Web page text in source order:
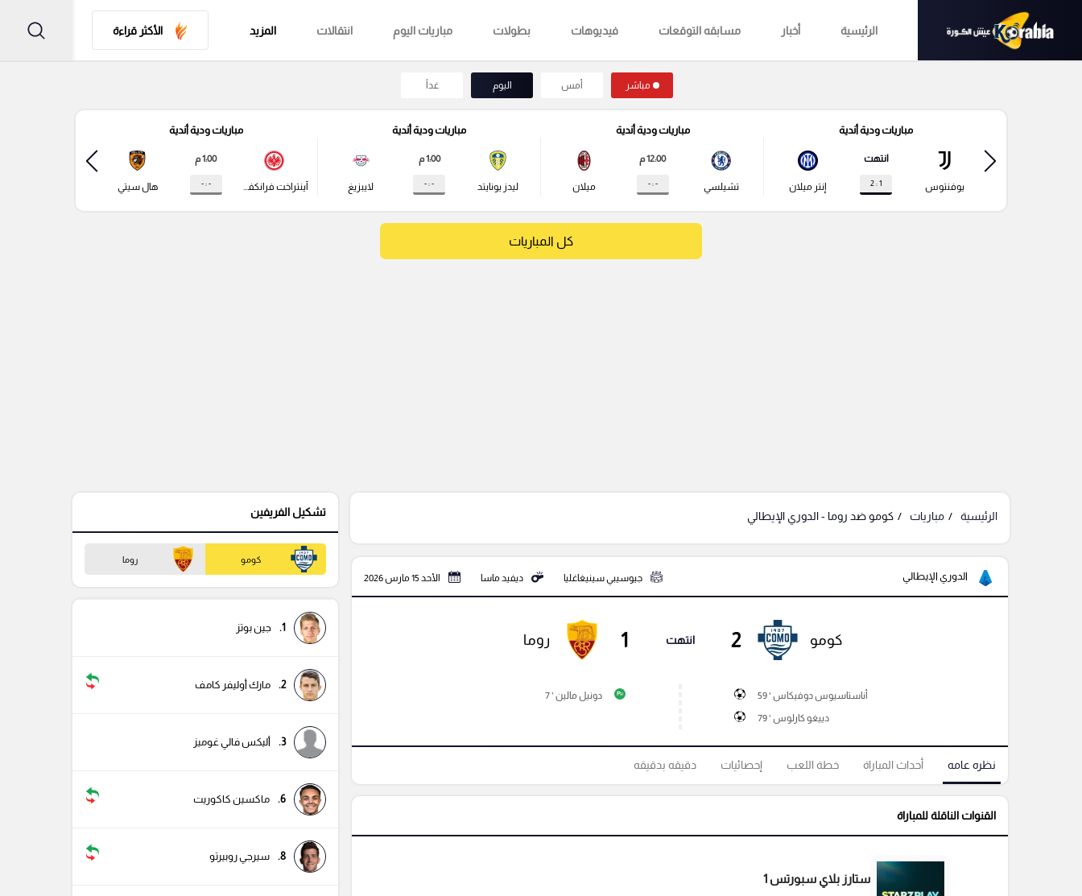
الرئيسية أخبار مسابقه التوقعات فيديوهات بطولات مباريات اليوم انتقالات المزيد الأكثر قراءة
مباشر أمس اليوم غداً
مباريات ودية أندية
يوفنتوس
انتهت
1 : 2 إنتر ميلان
مباريات ودية أندية
تشيلسي
12:00 م
- : - ميلان
مباريات ودية أندية
ليدز يونايتد
1:00 م
- : - لايبزيغ
مباريات ودية أندية
آينتراخت فرانكفورت
1:00 م
- : - هال سيتي
كل المباريات
الرئيسية مباريات كومو ضد روما - الدوري الإيطالي
الدوري الإيطالي جيوسيبي سينيغاغليا ديفيد ماسا الأحد 15 مارس 2026
كومو 2 انتهت 1 روما
أناستاسيوس دوفيكاس ' 59
دييغو كارلوس ' 79
P دونيل مالين ' 7
نظره عامه أحداث المباراة خطة اللعب إحصائيات دقيقه بدقيقه
القنوات الناقلة للمباراة
ستارز بلاي سبورتس 1
تشكيل الفريفين
كومو روما
1. جين بوتز
2. مارك أوليفر كامف
3. أليكس فالي غوميز
6. ماكسين كاكوريت
8. سيرجي روبيرتو